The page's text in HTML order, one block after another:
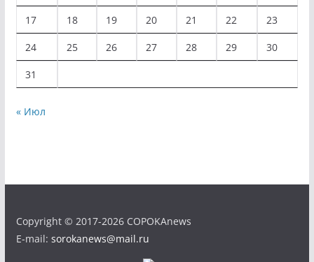
17 18 19 20 21 22 23
24 25 26 27 28 29 30
31
« Июл
Copyright © 2017-2026 COPOKAnews
E-mail: sorokanews@mail.ru